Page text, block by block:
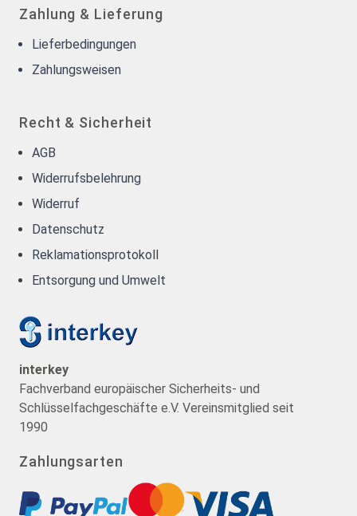
Zahlung & Lieferung
Lieferbedingungen
Zahlungsweisen
Recht & Sicherheit
AGB
Widerrufsbelehrung
Widerruf
Datenschutz
Reklamationsprotokoll
Entsorgung und Umwelt
interkey
Fachverband europäischer Sicherheits- und
Schlüsselfachgeschäfte e.V. Vereinsmitglied seit
1990
Zahlungsarten